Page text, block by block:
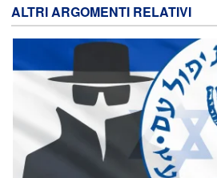
ALTRI ARGOMENTI RELATIVI